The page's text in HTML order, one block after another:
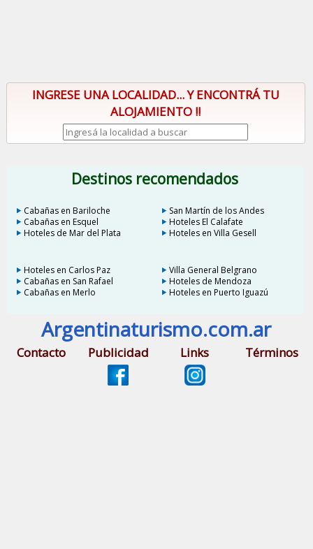
INGRESE UNA LOCALIDAD... Y ENCONTRÁ TU
ALOJAMIENTO !!
Destinos recomendados
Cabañas en Bariloche
San Martín de los Andes
Cabañas en Esquel
Hoteles El Calafate
Hoteles de Mar del Plata
Hoteles en Villa Gesell
Hoteles en Carlos Paz
Villa General Belgrano
Cabañas en San Rafael
Hoteles de Mendoza
Cabañas en Merlo
Hoteles en Puerto Iguazú
Argentinaturismo.com.ar
Contacto Publicidad Links Términos